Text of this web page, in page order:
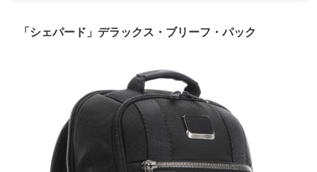
「シェパード」デラックス・ブリーフ・パック